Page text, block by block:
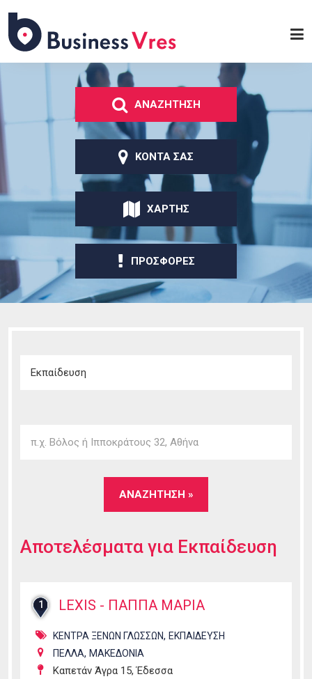
κυρίως περιεχόμενο
Business
ΑΝΑΖΗΤΗΣΗ
ΚΟΝΤΑ ΣΑΣ
ΧΑΡΤΗΣ
ΠΡΟΣΦΟΡΕΣ
Αποτελέσματα για Εκπαίδευση
1 LEXIS - ΠΑΠΠΑ ΜΑΡΙΑ
ΚΕΝΤΡΑ ΞΕΝΩΝ ΓΛΩΣΣΩΝ, ΕΚΠΑΙΔΕΥΣΗ
ΠΕΛΛΑ, ΜΑΚΕΔΟΝΙΑ
Καπετάν Άγρα 15, Έδεσσα